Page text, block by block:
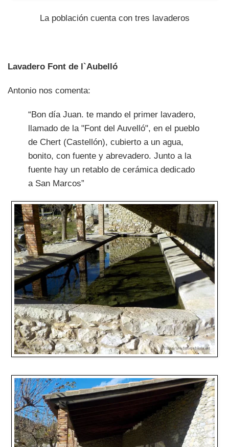
La población cuenta con tres lavaderos
Lavadero Font de l`Aubelló
Antonio nos comenta:
“Bon día Juan. te mando el primer lavadero,
llamado de la "Font del Auvelló", en el pueblo
de Chert (Castellón), cubierto a un agua,
bonito, con fuente y abrevadero. Junto a la
fuente hay un retablo de cerámica dedicado
a San Marcos”